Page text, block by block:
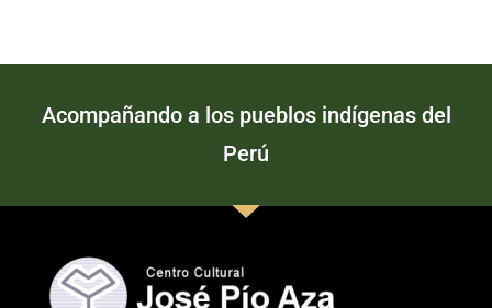
Acompañando a los pueblos indígenas del
Perú